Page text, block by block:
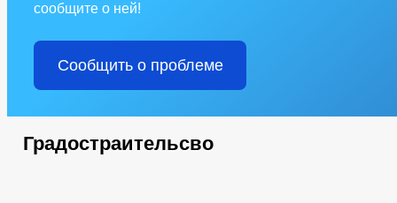
сообщите о ней!
Сообщить о проблеме
Градостраительсво